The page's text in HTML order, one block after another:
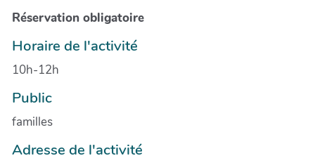
Réservation obligatoire
Horaire de l'activité
10h-12h
Public
familles
Adresse de l'activité